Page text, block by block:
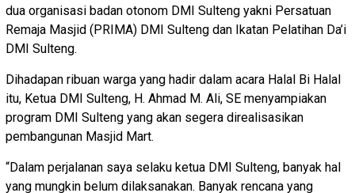
dua organisasi badan otonom DMI Sulteng yakni Persatuan
Remaja Masjid (PRIMA) DMI Sulteng dan Ikatan Pelatihan Da’i
DMI Sulteng.
Dihadapan ribuan warga yang hadir dalam acara Halal Bi Halal
itu, Ketua DMI Sulteng, H. Ahmad M. Ali, SE menyampiakan
program DMI Sulteng yang akan segera direalisasikan
pembangunan Masjid Mart.
“Dalam perjalanan saya selaku ketua DMI Sulteng, banyak hal
yang mungkin belum dilaksanakan. Banyak rencana yang